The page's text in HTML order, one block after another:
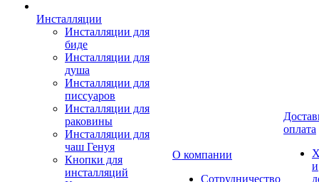
Инсталляции
Инсталляции для
биде
Инсталляции для
душа
Инсталляции для
писсуаров
Инсталляции для
раковины
Инсталляции для
чаш Генуя
Кнопки для
инсталляций
О компании
Сотрудничество
оплата
и